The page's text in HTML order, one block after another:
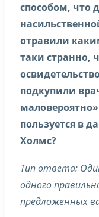
способом, что
отравили
таки странно,
подкупили
пользуется в
Холмс?
Тип ответа:
одного
предложенных